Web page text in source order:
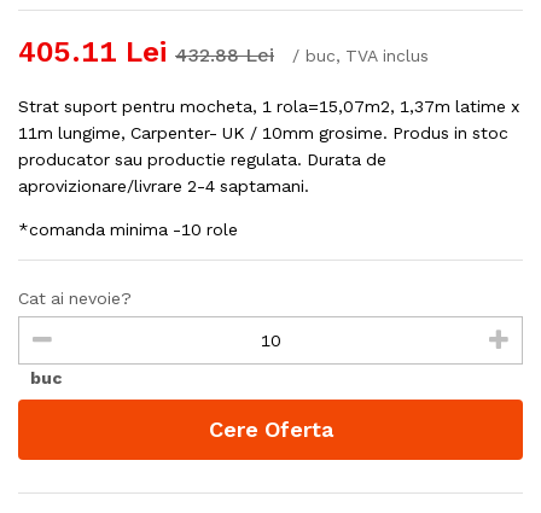
405.11 Lei 432.88 Lei / buc, TVA inclus
Strat suport pentru mocheta, 1 rola=15,07m2, 1,37m latime x
11m lungime, Carpenter- UK / 10mm grosime. Produs in stoc
producator sau productie regulata. Durata de
aprovizionare/livrare 2-4 saptamani.
*comanda minima -10 role
Cat ai nevoie?
buc
Cere Oferta